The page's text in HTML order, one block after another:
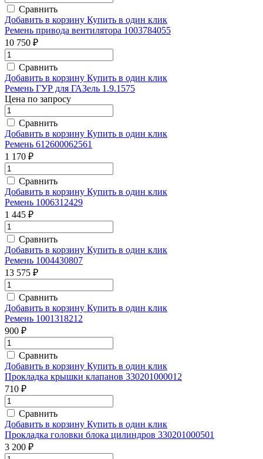
Сравнить
Добавить в корзину Купить в один клик
Ремень привода вентилятора 1003784055
10 750 ₽
Сравнить
Добавить в корзину Купить в один клик
Ремень ГУР для ГАЗель 1.9.1575
Цена по запросу
Сравнить
Добавить в корзину Купить в один клик
Ремень 612600062561
1 170 ₽
Сравнить
Добавить в корзину Купить в один клик
Ремень 1006312429
1 445 ₽
Сравнить
Добавить в корзину Купить в один клик
Ремень 1004430807
13 575 ₽
Сравнить
Добавить в корзину Купить в один клик
Ремень 1001318212
900 ₽
Сравнить
Добавить в корзину Купить в один клик
Прокладка крышки клапанов 330201000012
710 ₽
Сравнить
Добавить в корзину Купить в один клик
Прокладка головки блока цилиндров 330201000501
3 200 ₽